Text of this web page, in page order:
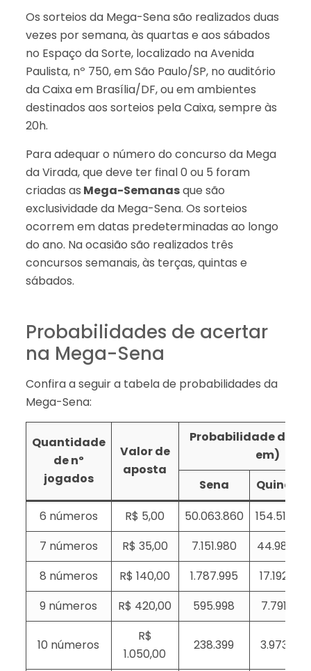
Os sorteios da Mega-Sena são realizados duas
vezes por semana, às quartas e aos sábados
no Espaço da Sorte, localizado na Avenida
Paulista, nº 750, em São Paulo/SP, no auditório
da Caixa em Brasília/DF, ou em ambientes
destinados aos sorteios pela Caixa, sempre às
20h.
Para adequar o número do concurso da Mega
da Virada, que deve ter final 0 ou 5 foram
criadas as Mega-Semanasque são
exclusividade da Mega-Sena. Os sorteios
ocorrem em datas predeterminadas ao longo
do ano. Na ocasião são realizados três
concursos semanais, às terças, quintas e
sábados.
Probabilidades de acertar
na Mega-Sena
Confira a seguir a tabela de probabilidades da
Mega-Sena:
Quantidade
de nº
jogados
Valor de
aposta
Probabilidade de
em)
Sena
Quina
6 números
R$ 5,00 50.063.860
154.518
7 números
R$ 35,00 7.151.980
44.981
8 números
R$ 140,00 1.787.995
17.192
9 números
R$ 420,00 595.998 7.791
10 números
R$
1.050,00
238.399 3.973